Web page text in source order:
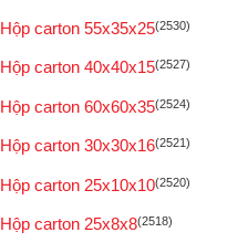
Hộp carton 55x35x25(2530)
Hộp carton 40x40x15(2527)
Hộp carton 60x60x35(2524)
Hộp carton 30x30x16(2521)
Hộp carton 25x10x10(2520)
Hộp carton 25x8x8(2518)